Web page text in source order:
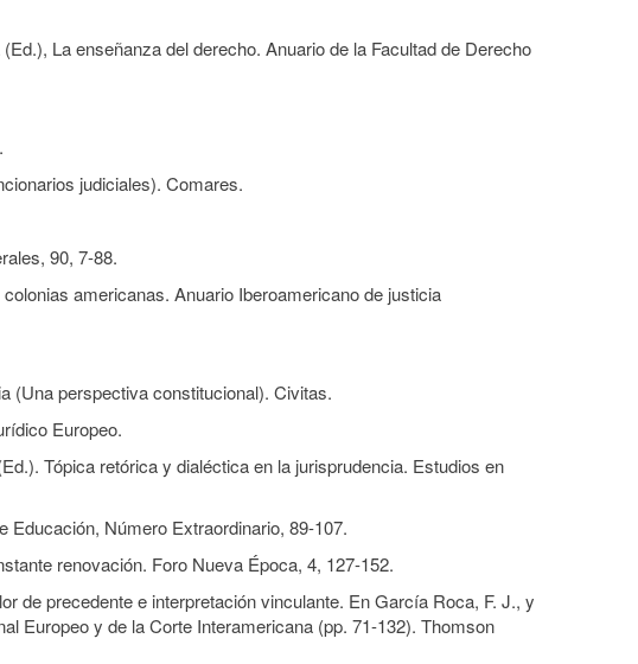
La enseñanza del derecho. Anuario de la Facultad de Derecho
judiciales). Comares.
90, 7-88.
americanas. Anuario Iberoamericano de justicia
(Una perspectiva constitucional). Civitas.
Europeo.
Tópica retórica y dialéctica en la jurisprudencia. Estudios en
Número Extraordinario, 89-107.
renovación. Foro Nueva Época, 4, 127-152.
de precedente e interpretación vinculante. En García Roca, F. J., y
Europeo y de la Corte Interamericana (pp. 71-132). Thomson